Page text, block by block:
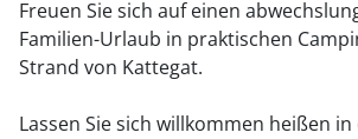
Freuen Sie sich auf einen
Familien-Urlaub in praktischen
Strand von Kattegat.
Lassen Sie sich willkommen heißen in